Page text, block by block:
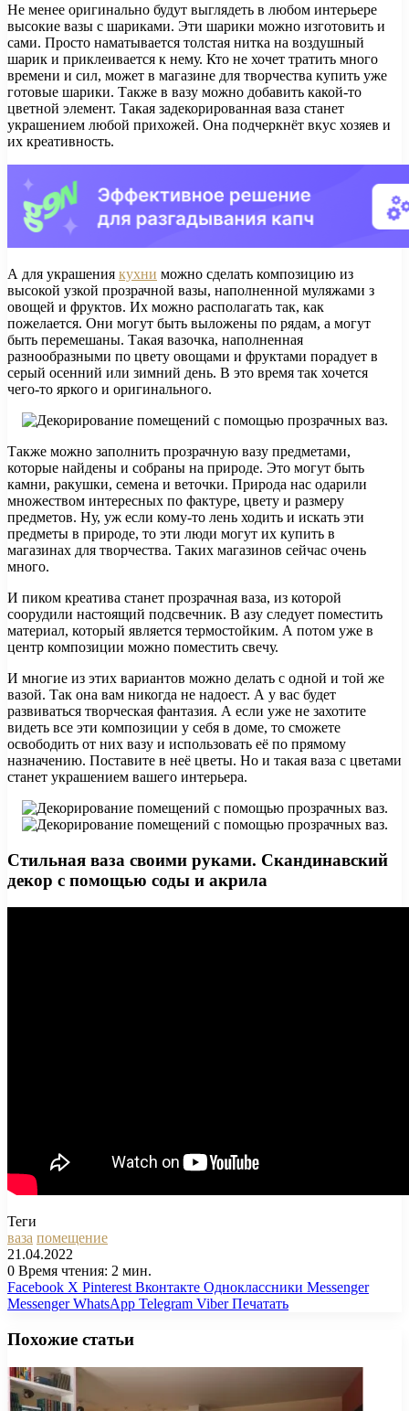
Не менее оригинально будут выглядеть в любом интерьере
высокие вазы с шариками. Эти шарики можно изготовить и
сами. Просто наматывается толстая нитка на воздушный
шарик и приклеивается к нему. Кто не хочет тратить много
времени и сил, может в магазине для творчества купить уже
готовые шарики. Также в вазу можно добавить какой-то
цветной элемент. Такая задекорированная ваза станет
украшением любой прихожей. Она подчеркнёт вкус хозяев и
их креативность.
А для украшения кухни можно сделать композицию из
высокой узкой прозрачной вазы, наполненной муляжами з
овощей и фруктов. Их можно располагать так, как
пожелается. Они могут быть выложены по рядам, а могут
быть перемешаны. Такая вазочка, наполненная
разнообразными по цвету овощами и фруктами порадует в
серый осенний или зимний день. В это время так хочется
чего-то яркого и оригинального.
Также можно заполнить прозрачную вазу предметами,
которые найдены и собраны на природе. Это могут быть
камни, ракушки, семена и веточки. Природа нас одарили
множеством интересных по фактуре, цвету и размеру
предметов. Ну, уж если кому-то лень ходить и искать эти
предметы в природе, то эти люди могут их купить в
магазинах для творчества. Таких магазинов сейчас очень
много.
И пиком креатива станет прозрачная ваза, из которой
соорудили настоящий подсвечник. В азу следует поместить
материал, который является термостойким. А потом уже в
центр композиции можно поместить свечу.
И многие из этих вариантов можно делать с одной и той же
вазой. Так она вам никогда не надоест. А у вас будет
развиваться творческая фантазия. А если уже не захотите
видеть все эти композиции у себя в доме, то сможете
освободить от них вазу и использовать её по прямому
назначению. Поставите в неё цветы. Но и такая ваза с цветами
станет украшением вашего интерьера.
Стильная ваза своими руками. Скандинавский
декор с помощью соды и акрила
Теги
ваза помещение
21.04.2022
0 Время чтения: 2 мин.
Facebook X Pinterest Вконтакте Одноклассники Messenger
Messenger WhatsApp Telegram Viber Печатать
Похожие статьи